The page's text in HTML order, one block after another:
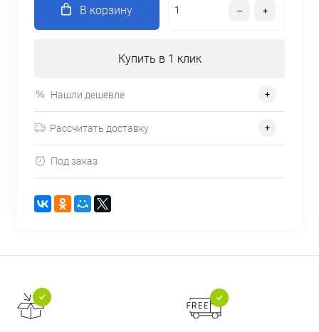
В корзину
Купить в 1 клик
Нашли дешевле
Рассчитать доставку
Под заказ